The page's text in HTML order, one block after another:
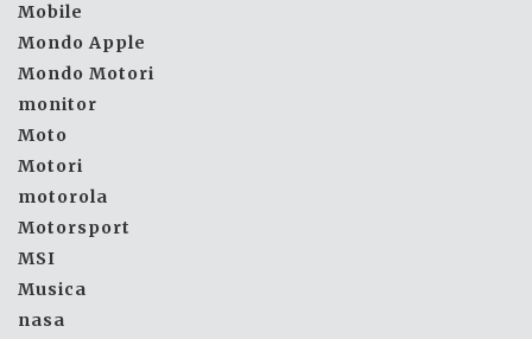
Mobile
Mondo Apple
Mondo Motori
monitor
Moto
Motori
motorola
Motorsport
MSI
Musica
nasa